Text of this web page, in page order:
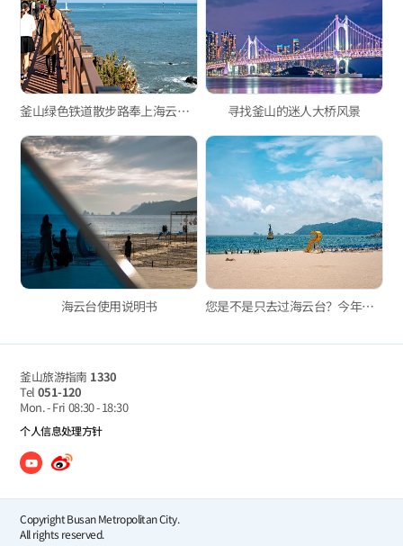
釜山绿色铁道散步路奉上海云台海边列车的浪漫 寻找釜山的迷人大桥风景
海云台使用说明书 您是不是只去过海云台？今年夏天值得一去的三处釜山海水浴场
釜山旅游指南 1330
Tel 051-120
Mon. - Fri 08:30 - 18:30
个人信息处理方针
Copyright Busan Metropolitan City.
All rights reserved.